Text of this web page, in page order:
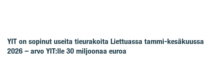
YIT on sopinut useita tieurakoita Liettuassa tammi-kesäkuussa
2026 – arvo YIT:lle 30 miljoonaa euroa